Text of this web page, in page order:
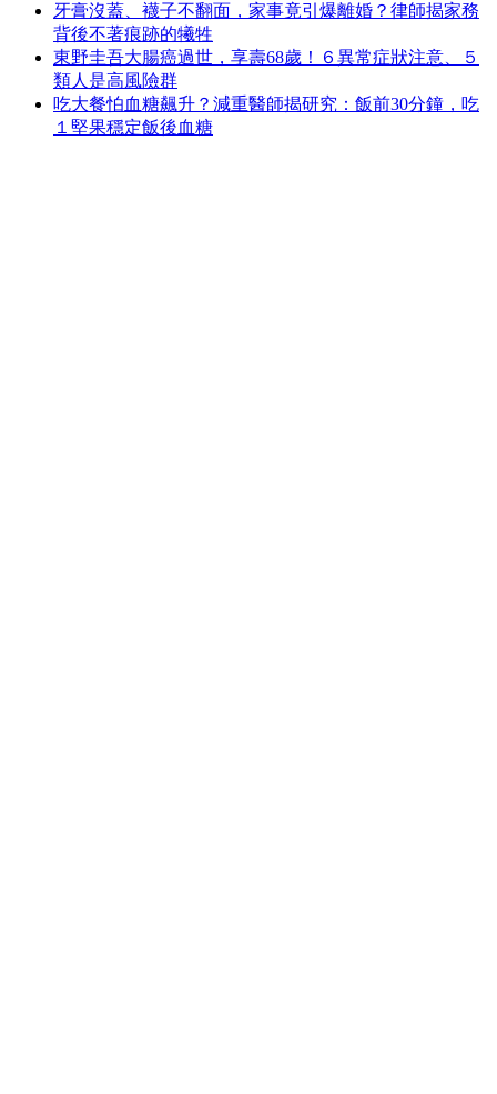
牙膏沒蓋、襪子不翻面，家事竟引爆離婚？律師揭家務
背後不著痕跡的犧牲
東野圭吾大腸癌過世，享壽68歲！６異常症狀注意、５
類人是高風險群
吃大餐怕血糖飆升？減重醫師揭研究：飯前30分鐘，吃
１堅果穩定飯後血糖